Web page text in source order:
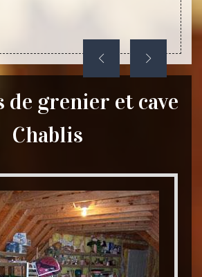
de grenier et cave
Chablis